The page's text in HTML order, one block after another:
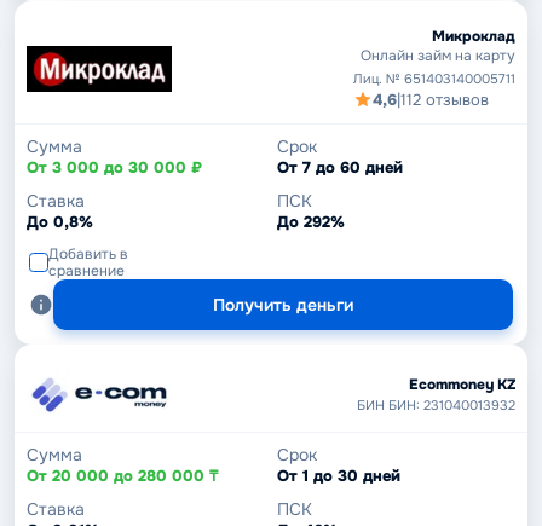
Микроклад
Онлайн займ на карту
Лиц. № 651403140005711
4,6|112 отзывов
Сумма
От 3 000 до 30 000 ₽
Срок
От 7 до 60 дней
Ставка
До 0,8%
ПСК
До 292%
Добавить в
сравнение
Получить деньги
Ecommoney KZ
БИН БИН: 231040013932
Сумма
От 20 000 до 280 000 ₸
Срок
От 1 до 30 дней
Ставка ПСК